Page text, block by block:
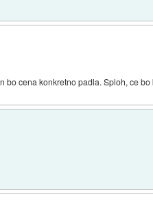
cena konkretno padla. Sploh, ce